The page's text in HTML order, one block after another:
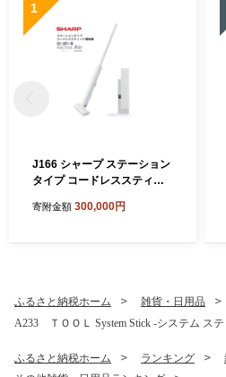
1
J166 シャープ ステーション
タイプ コードレススティッ
ト系)【シャープ 電化製品 家
吸引力 絡まない ハンディ 新
生活 正規品 大阪府 八尾市 返
礼品】
寄附金額 300,000円
ふるさと納税ホーム 雑貨・日用品
A233 ＴＯＯＬ System Stick -システム ス
ふるさと納税ホーム ランキング